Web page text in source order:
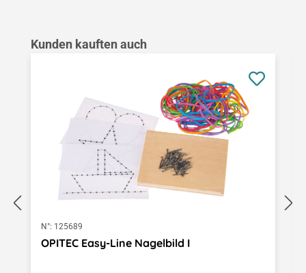
Produktgalerie überspringen
Kunden kauften auch
N°: 125689
OPITEC Easy-Line Nagelbild I